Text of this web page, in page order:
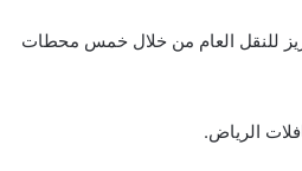
للنقل العام من خلال خمس محطات
الرياض.